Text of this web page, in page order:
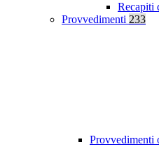
Recapiti
Provvedimenti 233
Provvedimenti